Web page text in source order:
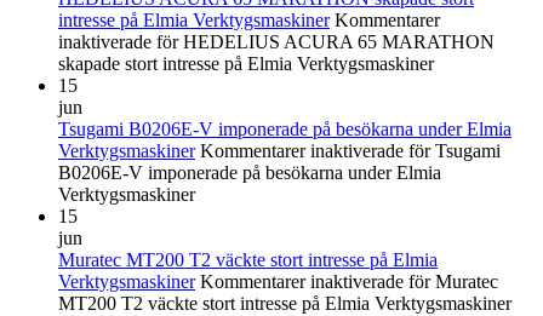
intresse på Elmia Verktygsmaskiner Kommentarer
inaktiverade för HEDELIUS ACURA 65 MARATHON
skapade stort intresse på Elmia Verktygsmaskiner
15
jun
Tsugami B0206E-V imponerade på besökarna under Elmia
Verktygsmaskiner Kommentarer inaktiverade för Tsugami
B0206E-V imponerade på besökarna under Elmia
Verktygsmaskiner
15
jun
Muratec MT200 T2 väckte stort intresse på Elmia
Verktygsmaskiner Kommentarer inaktiverade för Muratec
MT200 T2 väckte stort intresse på Elmia Verktygsmaskiner